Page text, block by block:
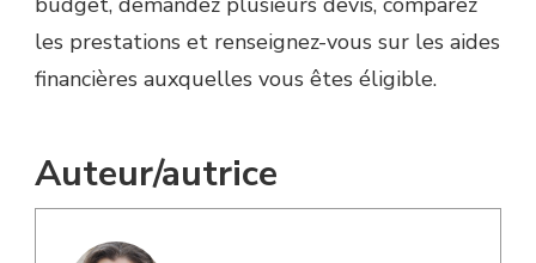
les prestations et renseignez-vous sur les aides
financières auxquelles vous êtes éligible.
Auteur/autrice